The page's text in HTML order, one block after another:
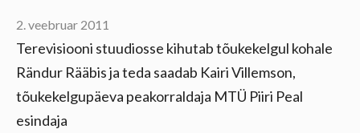
2. veebruar 2011
Terevisiooni stuudiosse kihutab tõukekelgul kohale
Rändur Rääbis ja teda saadab Kairi Villemson,
tõukekelgupäeva peakorraldaja MTÜ Piiri Peal
esindaja